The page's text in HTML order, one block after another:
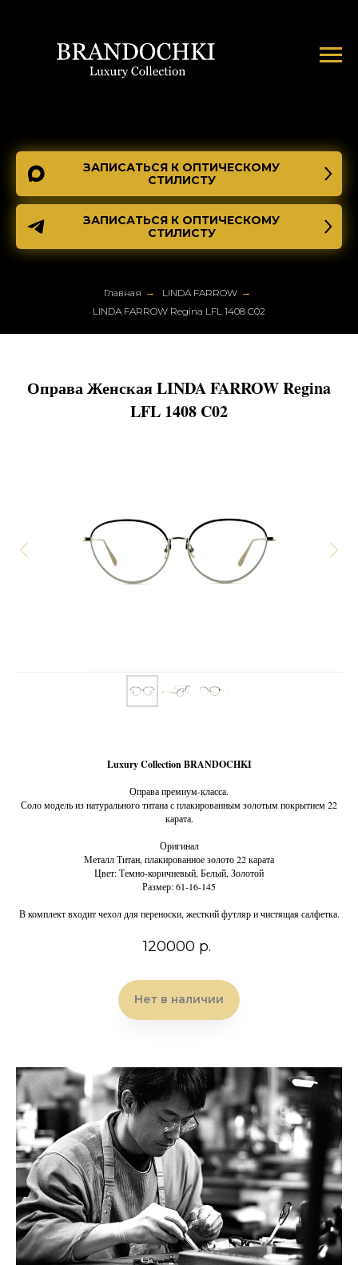
ЗАПИСАТЬСЯ К ОПТИЧЕСКОМУ
СТИЛИСТУ
ЗАПИСАТЬСЯ К ОПТИЧЕСКОМУ
СТИЛИСТУ
Главная → LINDA FARROW →
LINDA FARROW Regina LFL 1408 C02
Оправа Женская LINDA FARROW Regina
LFL 1408 C02
Luxury Collection BRANDOCHKI
Оправа премиум-класса.
Соло модель из натурального титана с плакированным золотым покрытием 22
карата.
Оригинал
Металл Титан, плакированное золото 22 карата
Цвет: Темно-коричневый, Белый, Золотой
Размер: 61-16-145
В комплект входит чехол для переноски, жесткий футляр и чистящая салфетка.
120000 р.
Нет в наличии